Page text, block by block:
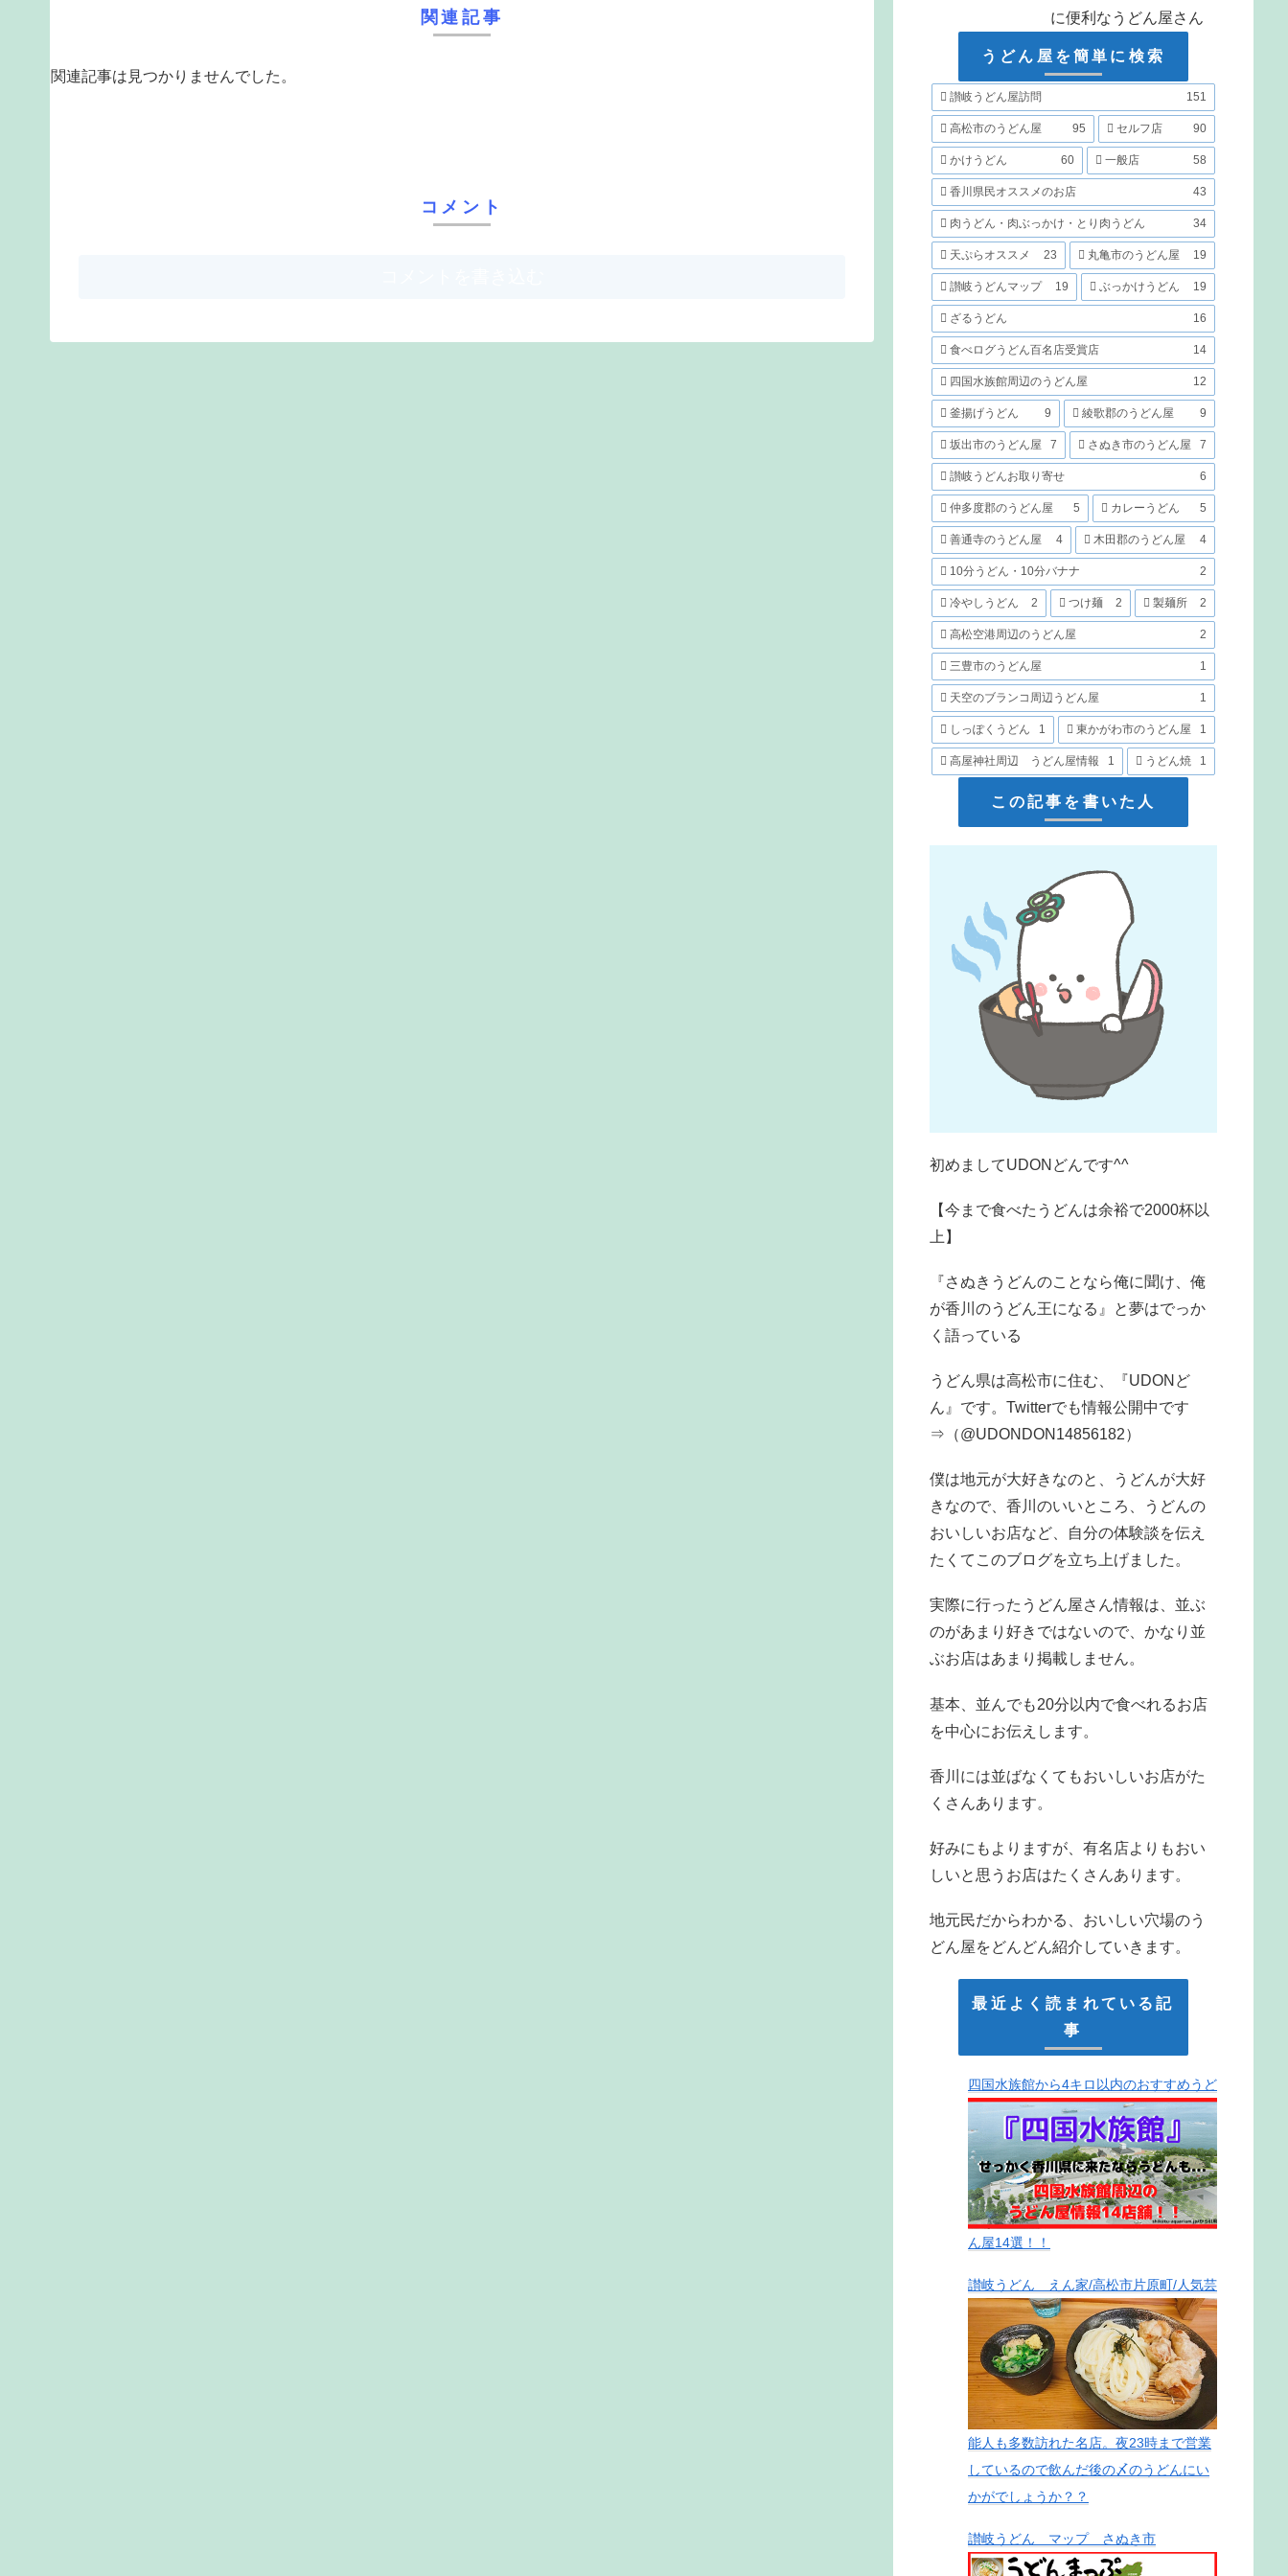
関連記事
関連記事は見つかりませんでした。
コメント
に便利なうどん屋さん
うどん屋を簡単に検索
讃岐うどん屋訪問 151
高松市のうどん屋 95 セルフ店 90
かけうどん 60 一般店 58
香川県民オススメのお店 43
肉うどん・肉ぶっかけ・とり肉うどん 34
天ぷらオススメ 23 丸亀市のうどん屋 19
讃岐うどんマップ 19 ぶっかけうどん 19
ざるうどん 16
食べログうどん百名店受賞店 14
四国水族館周辺のうどん屋 12
釜揚げうどん 9 綾歌郡のうどん屋 9
坂出市のうどん屋 7 さぬき市のうどん屋 7
讃岐うどんお取り寄せ 6
仲多度郡のうどん屋 5 カレーうどん 5
善通寺のうどん屋 4 木田郡のうどん屋 4
10分うどん・10分バナナ 2
冷やしうどん 2 つけ麺 2 製麺所 2
高松空港周辺のうどん屋 2
三豊市のうどん屋 1
天空のブランコ周辺うどん屋 1
しっぽくうどん 1 東かがわ市のうどん屋 1
高屋神社周辺 うどん屋情報 1 うどん焼 1
この記事を書いた人
初めましてUDONどんです^^
【今まで食べたうどんは余裕で2000杯以
上】
『さぬきうどんのことなら俺に聞け、俺
が香川のうどん王になる』と夢はでっか
く語っている
うどん県は高松市に住む、『UDONど
ん』です。Twitterでも情報公開中です
⇒（@UDONDON14856182）
僕は地元が大好きなのと、うどんが大好
きなので、香川のいいところ、うどんの
おいしいお店など、自分の体験談を伝え
たくてこのブログを立ち上げました。
実際に行ったうどん屋さん情報は、並ぶ
のがあまり好きではないので、かなり並
ぶお店はあまり掲載しません。
基本、並んでも20分以内で食べれるお店
を中心にお伝えします。
香川には並ばなくてもおいしいお店がた
くさんあります。
好みにもよりますが、有名店よりもおい
しいと思うお店はたくさんあります。
地元民だからわかる、おいしい穴場のう
どん屋をどんどん紹介していきます。
最近よく読まれている記
事
四国水族館から4キロ以内のおすすめうど
ん屋14選！！
讃岐うどん えん家/高松市片原町/人気芸
能人も多数訪れた名店。夜23時まで営業
しているので飲んだ後の〆のうどんにい
かがでしょうか？？
讃岐うどん マップ さぬき市